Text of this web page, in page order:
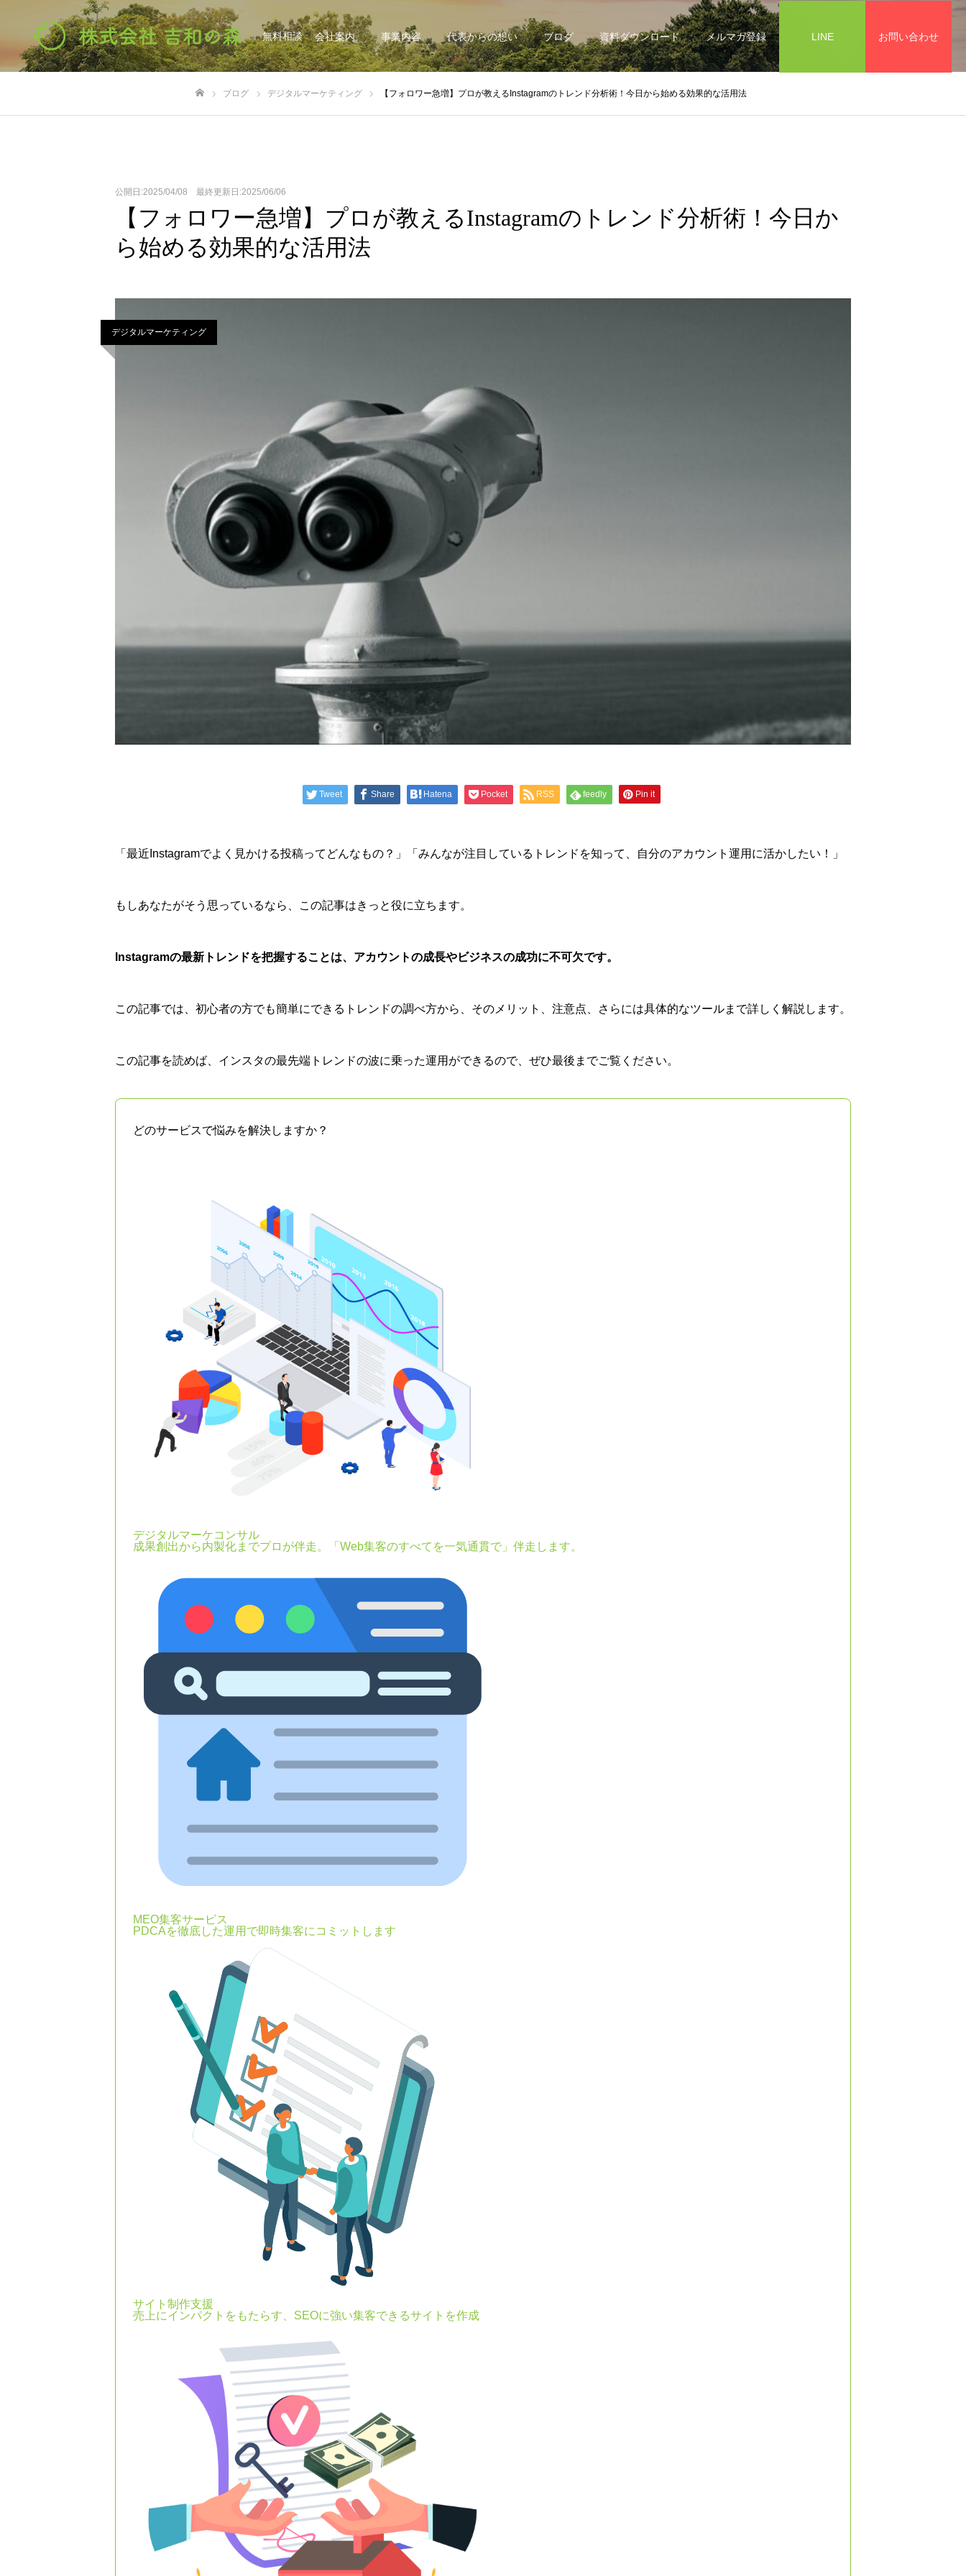
無料相談 会社案内 事業内容 代表からの想い ブログ 資料ダウンロード メルマガ登録 LINE お問い合わせ
ブログ デジタルマーケティング 【フォロワー急増】プロが教えるInstagramのトレンド分析術！今日から始める効果的な活用法
公開日:2025/04/08 最終更新日:2025/06/06
【フォロワー急増】プロが教えるInstagramのトレンド分析術！今日か
ら始める効果的な活用法
デジタルマーケティング
Tweet Share Hatena Pocket RSS feedly Pin it
「最近Instagramでよく見かける投稿ってどんなもの？」「みんなが注目しているトレンドを知って、自分のアカウント運用に活かしたい！」
もしあなたがそう思っているなら、この記事はきっと役に立ちます。
Instagramの最新トレンドを把握することは、アカウントの成長やビジネスの成功に不可欠です。
この記事では、初心者の方でも簡単にできるトレンドの調べ方から、そのメリット、注意点、さらには具体的なツールまで詳しく解説します。
この記事を読めば、インスタの最先端トレンドの波に乗った運用ができるので、ぜひ最後までご覧ください。
どのサービスで悩みを解決しますか？
デジタルマーケコンサル
成果創出から内製化までプロが伴走。「Web集客のすべてを一気通貫で」伴走します。
MEO集客サービス
PDCAを徹底した運用で即時集客にコミットします
サイト制作支援
売上にインパクトをもたらす、SEOに強い集客できるサイトを作成